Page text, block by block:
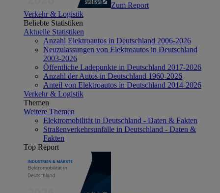
Zum Report
Verkehr & Logistik
Beliebte Statistiken
Aktuelle Statistiken
Anzahl Elektroautos in Deutschland 2006-2026
Neuzulassungen von Elektroautos in Deutschland
2003-2026
Öffentliche Ladepunkte in Deutschland 2017-2026
Anzahl der Autos in Deutschland 1960-2026
Anteil von Elektroautos in Deutschland 2014-2026
Verkehr & Logistik
Themen
Weitere Themen
Elektromobilität in Deutschland - Daten & Fakten
Straßenverkehrsunfälle in Deutschland - Daten &
Fakten
Top Report